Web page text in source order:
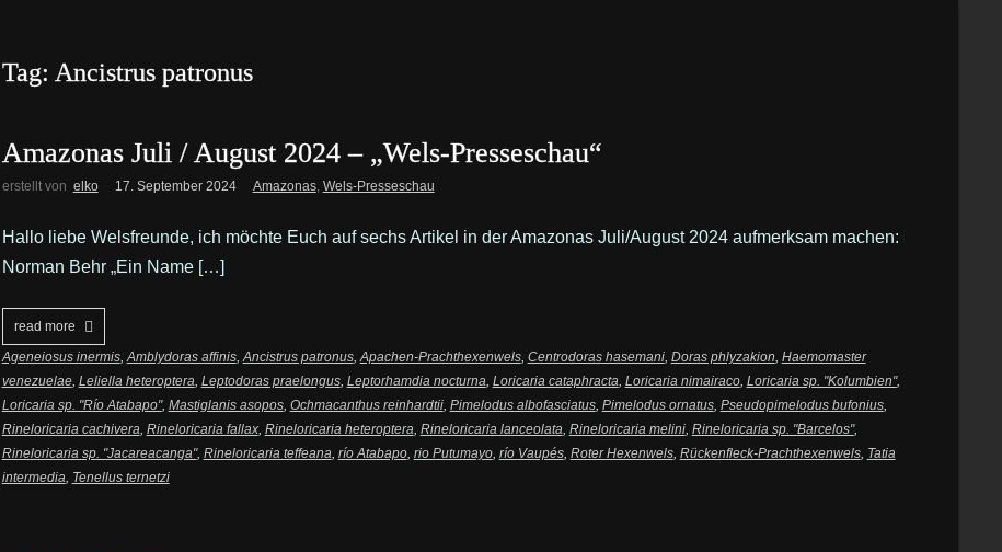
Tag: Ancistrus patronus
Amazonas Juli / August 2024 – „Wels-Presseschau“
erstellt von elko 17. September 2024 Amazonas, Wels-Presseschau
Hallo liebe Welsfreunde, ich möchte Euch auf sechs Artikel in der Amazonas Juli/August 2024 aufmerksam machen:
Norman Behr „Ein Name […]
read more
Ageneiosus inermis,Amblydoras affinis,Ancistrus patronus,Apachen-Prachthexenwels, Centrodoras hasemani, Doras phlyzakion, Haemomaster
venezuelae, Leliella heteroptera, Leptodoras praelongus, Leptorhamdia nocturna, Loricaria cataphracta, Loricaria nimairaco, Loricaria sp. "Kolumbien",
Loricaria sp. "Río Atabapo", Mastiglanis asopos, Ochmacanthus reinhardtii, Pimelodus albofasciatus, Pimelodus ornatus, Pseudopimelodus bufonius,
Rineloricaria cachivera, Rineloricaria fallax, Rineloricaria heteroptera, Rineloricaria lanceolata, Rineloricaria melini, Rineloricaria sp. "Barcelos",
Rineloricaria sp. "Jacareacanga", Rineloricaria teffeana, río Atabapo, rio Putumayo, río Vaupés, Roter Hexenwels, Rückenfleck-Prachthexenwels, Tatia
intermedia, Tenellus ternetzi